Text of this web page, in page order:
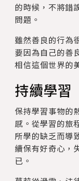
的時候，不將錯
問題。
雖然善良的行為
要因為自己的善
相信這個世界的
持續學習
保持學習事物的
感。從學習的旅
所學的缺乏而導
續保有好奇心，
已。